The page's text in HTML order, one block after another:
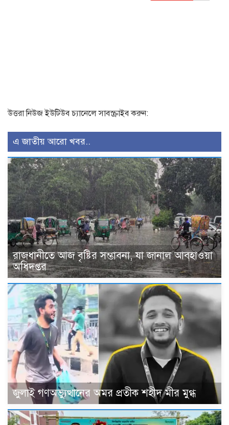
উত্তরা নিউজ ইউটিউব চ্যানেলে সাবস্ক্রাইব করুন:
এ জাতীয় আরো খবর..
রাজধানীতে আজ বৃষ্টির সম্ভাবনা, যা জানাল আবহাওয়া
অধিদপ্তর
জুলাই গণঅভ্যুত্থানের অমর প্রতীক শহীদ মীর মুগ্ধ